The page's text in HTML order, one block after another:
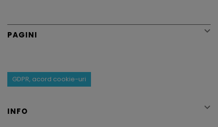
PAGINI 
GDPR, acord cookie-uri
INFO 